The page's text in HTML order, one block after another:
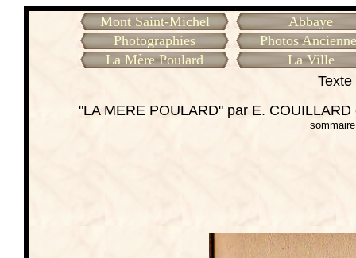
Mont Saint-Michel
Abbaye
Photographies
Photos
La Mère Poulard
La Ville
"LA MERE POULARD" par E.